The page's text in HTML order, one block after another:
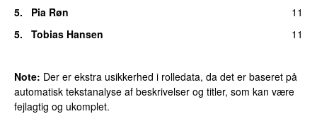
5.
Pia Røn
11
5.
Tobias Hansen 11
Note: Der er ekstra usikkerhed i rolledata, da det er baseret på
automatisk tekstanalyse af beskrivelser og titler, som kan være
fejlagtig og ukomplet.